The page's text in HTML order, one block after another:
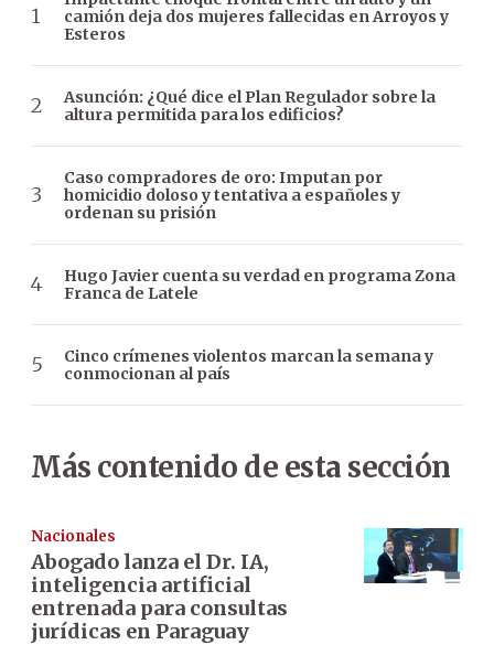
camión deja dos mujeres fallecidas en Arroyos y
Esteros
Asunción: ¿Qué dice el Plan Regulador sobre la
altura permitida para los edificios?
Caso compradores de oro: Imputan por
homicidio doloso y tentativa a españoles y
ordenan su prisión
Hugo Javier cuenta su verdad en programa Zona
Franca de Latele
Cinco crímenes violentos marcan la semana y
conmocionan al país
Más contenido de esta sección
Nacionales
Abogado lanza el Dr. IA,
inteligencia artificial
entrenada para consultas
jurídicas en Paraguay